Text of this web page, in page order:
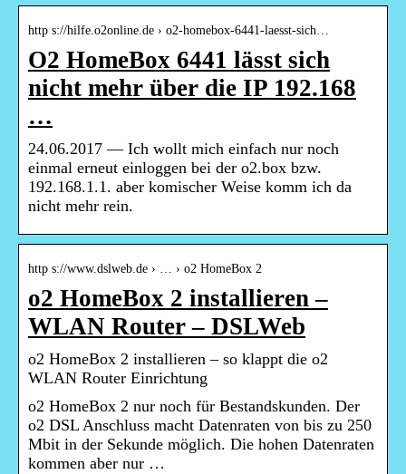
http s://hilfe.o2online.de › o2-homebox-6441-laesst-sich…
O2 HomeBox 6441 lässt sich
nicht mehr über die IP 192.168
…
24.06.2017 — Ich wollt mich einfach nur noch
einmal erneut einloggen bei der o2.box bzw.
192.168.1.1. aber komischer Weise komm ich da
nicht mehr rein.
http s://www.dslweb.de › … › o2 HomeBox 2
o2 HomeBox 2 installieren –
WLAN Router – DSLWeb
o2 HomeBox 2 installieren – so klappt die o2
WLAN Router Einrichtung
o2 HomeBox 2 nur noch für Bestandskunden. Der
o2 DSL Anschluss macht Datenraten von bis zu 250
Mbit in der Sekunde möglich. Die hohen Datenraten
kommen aber nur …